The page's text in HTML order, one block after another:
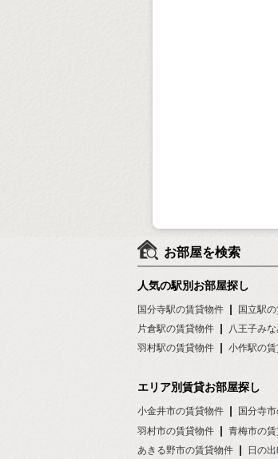
お部屋を検索
人気の駅別お部屋探し
国分寺駅の賃貸物件 国立駅
片倉駅の賃貸物件
八王子み
羽村駅の賃貸物件
小作駅の
エリア別賃貸お部屋探し
小金井市の賃貸物件 国分寺
羽村市の賃貸物件
青梅市の
あきる野市の賃貸物件
日の